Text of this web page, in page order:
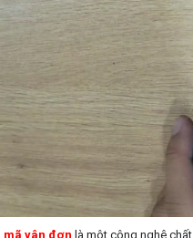
mã vận đơn là một công nghệ